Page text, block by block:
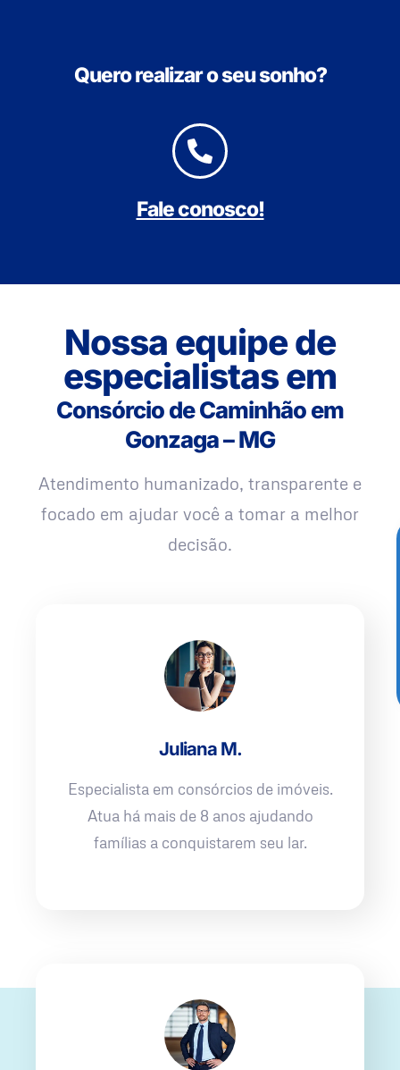
Quero realizar o seu sonho?
Fale conosco!
Nossa equipe de
especialistas em
Consórcio de Caminhão em
Gonzaga – MG
Atendimento humanizado, transparente e
focado em ajudar você a tomar a melhor
decisão.
Juliana M.
Especialista em consórcios de imóveis.
Atua há mais de 8 anos ajudando
famílias a conquistarem seu lar.